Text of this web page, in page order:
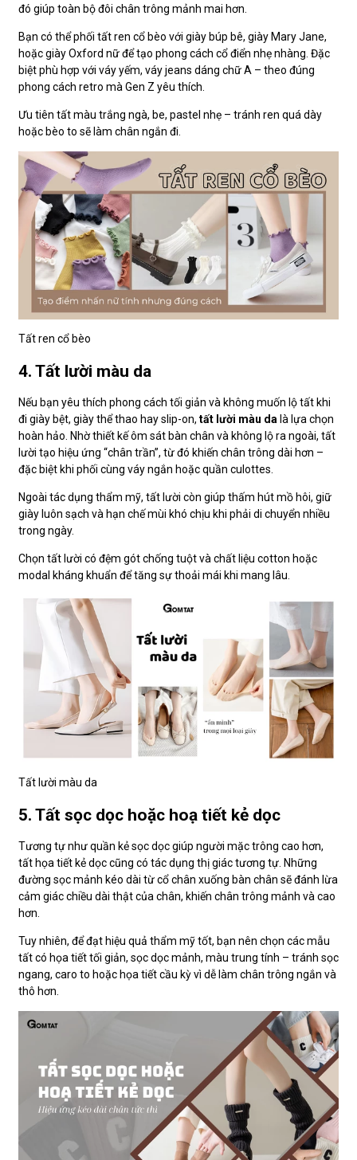
đó giúp toàn bộ đôi chân trông mảnh mai hơn.
Bạn có thể phối tất ren cổ bèo với giày búp bê, giày Mary Jane,
hoặc giày Oxford nữ để tạo phong cách cổ điển nhẹ nhàng. Đặc
biệt phù hợp với váy yếm, váy jeans dáng chữ A – theo đúng
phong cách retro mà Gen Z yêu thích.
Ưu tiên tất màu trắng ngà, be, pastel nhẹ – tránh ren quá dày
hoặc bèo to sẽ làm chân ngắn đi.
Tất ren cổ bèo
4. Tất lười màu da
Nếu bạn yêu thích phong cách tối giản và không muốn lộ tất khi
đi giày bệt, giày thể thao hay slip-on, tất lười màu da là lựa chọn
hoàn hảo. Nhờ thiết kế ôm sát bàn chân và không lộ ra ngoài, tất
lười tạo hiệu ứng “chân trần”, từ đó khiến chân trông dài hơn –
đặc biệt khi phối cùng váy ngắn hoặc quần culottes.
Ngoài tác dụng thẩm mỹ, tất lười còn giúp thấm hút mồ hôi, giữ
giày luôn sạch và hạn chế mùi khó chịu khi phải di chuyển nhiều
trong ngày.
Chọn tất lười có đệm gót chống tuột và chất liệu cotton hoặc
modal kháng khuẩn để tăng sự thoải mái khi mang lâu.
Tất lười màu da
5. Tất sọc dọc hoặc hoạ tiết kẻ dọc
Tương tự như quần kẻ sọc dọc giúp người mặc trông cao hơn,
tất họa tiết kẻ dọc cũng có tác dụng thị giác tương tự. Những
đường sọc mảnh kéo dài từ cổ chân xuống bàn chân sẽ đánh lừa
cảm giác chiều dài thật của chân, khiến chân trông mảnh và cao
hơn.
Tuy nhiên, để đạt hiệu quả thẩm mỹ tốt, bạn nên chọn các mẫu
tất có họa tiết tối giản, sọc dọc mảnh, màu trung tính – tránh sọc
ngang, caro to hoặc họa tiết cầu kỳ vì dễ làm chân trông ngắn và
thô hơn.